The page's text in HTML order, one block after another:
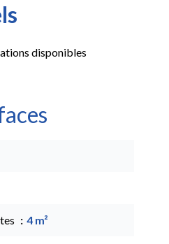
disponibles
4 m²